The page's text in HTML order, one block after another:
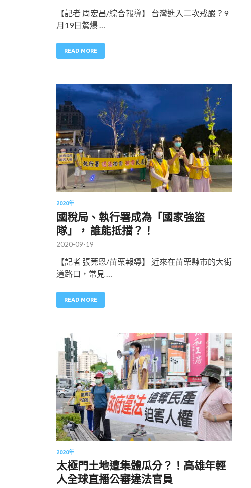
【記者 周宏昌/綜合報導】 台灣進入二次戒嚴？9
月19日驚爆 …
READ MORE
2020年
國稅局、執行署成為「國家強盜
隊」， 誰能抵擋？！
2020-09-19
【記者 張莞恩/苗栗報導】 近來在苗栗縣市的大街
道路口，常見 …
READ MORE
2020年
太極門土地遭集體瓜分？！高雄年輕
人全球直播公審違法官員